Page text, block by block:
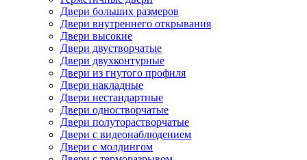
Двери больших размеров
Двери внутреннего открывания
Двери высокие
Двери двустворчатые
Двери двухконтурные
Двери из гнутого профиля
Двери накладные
Двери нестандартные
Двери одностворчатые
Двери полуторастворчатые
Двери с видеонаблюдением
Двери с молдингом